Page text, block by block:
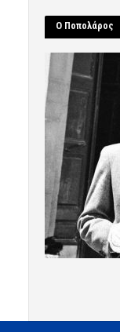
Ο Ποπολάρος